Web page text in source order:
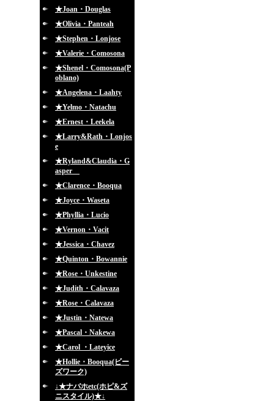
★Joan・Douglas
★Olivia・Panteah
★Stephen・Lonjose
★Valerie・Comosona
★Shenel・Comosona(P
oblano)
★Angelena・Laahty
★Yelmo・Natachu
★Ernest・Leekela
★Larry&Rath・Lonjos
e
★Ryland&Claudia・G
asper
★Clarence・Booqua
★Joyce・Waseta
★Phyllia・Lucio
★Vernon・Vacit
★Jessica・Chavez
★Quinton・Bowannie
★Rose・Unkestine
★Judith・Calavaza
★Rose・Calavaza
★Justin・Natewa
★Pascal・Nakewa
★Carol ・Lateyice
★Hollie・Booqua(ビー
ズワーク)
↓★ナバホetc(ホピ&ズ
ニスタイル)★↓